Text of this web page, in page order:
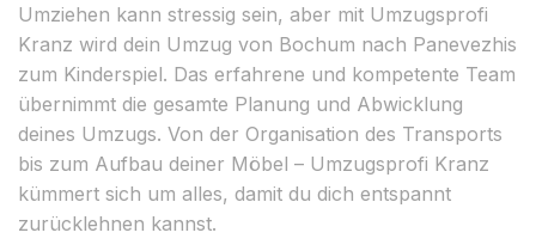
Umziehen kann stressig sein, aber mit Umzugsprofi
Kranz wird dein Umzug von Bochum nach Panevezhis
zum Kinderspiel. Das erfahrene und kompetente Team
übernimmt die gesamte Planung und Abwicklung
deines Umzugs. Von der Organisation des Transports
bis zum Aufbau deiner Möbel – Umzugsprofi Kranz
kümmert sich um alles, damit du dich entspannt
zurücklehnen kannst.